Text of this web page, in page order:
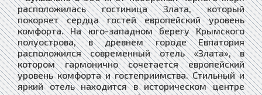
расположилась гостиница Злата, который
покоряет сердца гостей европейский уровень
комфорта. ​На юго-западном берегу Крымского
полуострова, в древнем городе Евпатория
расположился современный отель «Злата», в
котором гармонично сочетается европейский
уровень комфорта и гостеприимства. Стильный и
яркий отель находится в историческом центре